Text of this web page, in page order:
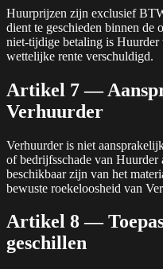
Huurprijzen zijn exclusief
dient te geschieden binnen de
niet-tijdige betaling is Huurder
wettelijke rente verschuldigd.
Artikel 7 —
Verhuurder
Verhuurder is niet
of bedrijfsschade van
beschikbaar zijn van het
bewuste roekeloosheid van
Artikel 8 —
geschillen